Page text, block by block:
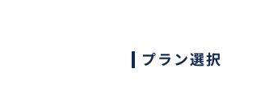
プラン選択